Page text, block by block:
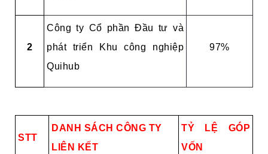
2
Công ty Cổ phần Đầu tư và
phát triển Khu công nghiệp
Quihub
97%
STT
DANH SÁCH CÔNG TY
LIÊN KẾT
TỶ LỆ GÓP
VỐN